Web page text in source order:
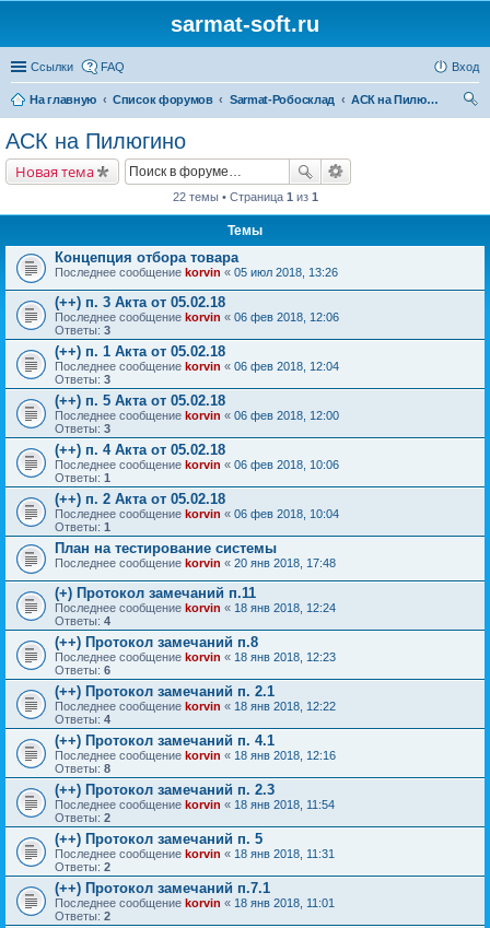
sarmat-soft.ru
Ссылки FAQ Вход
На главную Список форумов Sarmat-Робосклад
АСК на Пилюгино
АСК на Пилюгино
Новая тема
22 темы • Страница 1 из 1
Темы
Концепция отбора товара
Последнее сообщение korvin « 05 июл 2018, 13:26
(++) п. 3 Акта от 05.02.18
Последнее сообщение korvin « 06 фев 2018, 12:06
Ответы: 3
(++) п. 1 Акта от 05.02.18
Последнее сообщение korvin « 06 фев 2018, 12:04
Ответы: 3
(++) п. 5 Акта от 05.02.18
Последнее сообщение korvin « 06 фев 2018, 12:00
Ответы: 3
(++) п. 4 Акта от 05.02.18
Последнее сообщение korvin « 06 фев 2018, 10:06
Ответы: 1
(++) п. 2 Акта от 05.02.18
Последнее сообщение korvin « 06 фев 2018, 10:04
Ответы: 1
План на тестирование системы
Последнее сообщение korvin « 20 янв 2018, 17:48
(+) Протокол замечаний п.11
Последнее сообщение korvin « 18 янв 2018, 12:24
Ответы: 4
(++) Протокол замечаний п.8
Последнее сообщение korvin « 18 янв 2018, 12:23
Ответы: 6
(++) Протокол замечаний п. 2.1
Последнее сообщение korvin « 18 янв 2018, 12:22
Ответы: 4
(++) Протокол замечаний п. 4.1
Последнее сообщение korvin « 18 янв 2018, 12:16
Ответы: 8
(++) Протокол замечаний п. 2.3
Последнее сообщение korvin « 18 янв 2018, 11:54
Ответы: 2
(++) Протокол замечаний п. 5
Последнее сообщение korvin « 18 янв 2018, 11:31
Ответы: 2
(++) Протокол замечаний п.7.1
Последнее сообщение korvin « 18 янв 2018, 11:01
Ответы: 2